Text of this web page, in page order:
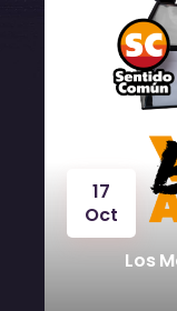
17
Oct
Los